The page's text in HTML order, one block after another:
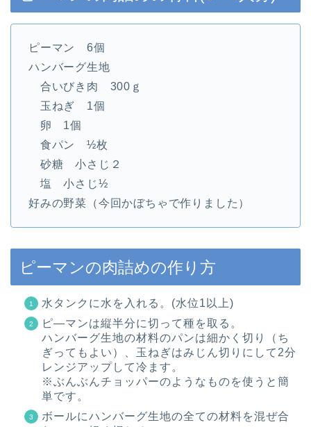
ピーマン 6個
ハンバーグ生地
合いびき肉 300ｇ
玉ねぎ 1個
卵 1個
食パン ½枚
砂糖 小さじ２
塩 小さじ½
好みの野菜（今回かぼちゃで作りました）
ピーマンの肉詰めの作り方
水タンクに水を入れる。(水位1以上)
ピ―マンは縦半分に切って種を取る。
ハンバーグ生地の材料のパンは細かく切り（ち
ぎってもよい）、玉ねぎはみじん切りにして2分
レンジアップして冷ます。
※ぶんぶんチョッパーのようなものを使うと簡
単です。
ボールにハンバーグ生地の全ての材料を混ぜ合